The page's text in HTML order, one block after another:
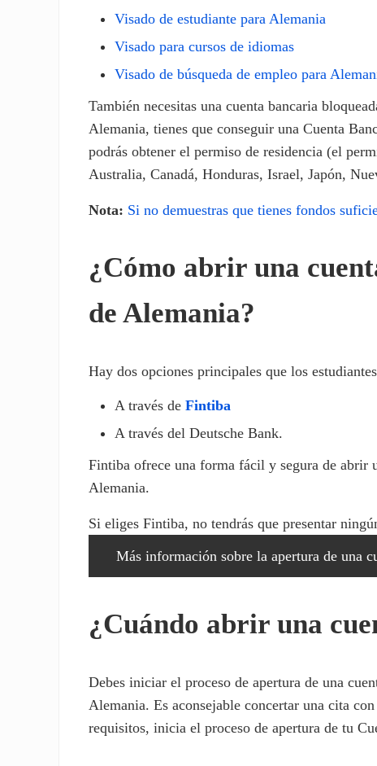
Visado de estudiante para Alemania
Visado para cursos de idiomas
Visado de búsqueda de empleo para
También necesitas una cuenta bancaria
Alemania, tienes que conseguir una Cuenta
podrás obtener el permiso de residencia (el
Australia, Canadá, Honduras, Israel, Japón,
Nota: Si no demuestras que tienes fondos
¿Cómo abrir una
de Alemania?
Hay dos opciones principales que los
A través de Fintiba
A través del Deutsche Bank.
Fintiba ofrece una forma fácil y segura de abrir
Alemania.
Si eliges Fintiba, no tendrás que presentar
Más información sobre la apertura de una
¿Cuándo abrir una
Debes iniciar el proceso de apertura de una
Alemania. Es aconsejable concertar una cita
requisitos, inicia el proceso de apertura de tu